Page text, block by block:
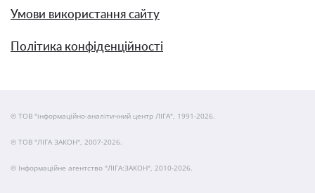
Умови використання сайту
Політика конфіденційності
© ТОВ "інформаційно-аналітичний центр ЛІГА", 1991-2026.
© ТОВ "ЛІГА ЗАКОН", 2007-2026.
© Інформаційне агентство "ЛІГА:ЗАКОН", 2010-2026.